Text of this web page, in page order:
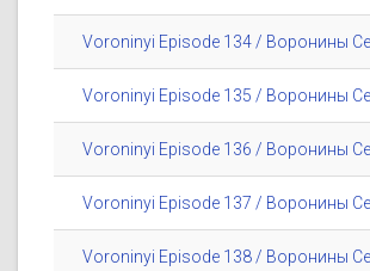
Voroninyi Episode 134 / Воронины
Voroninyi Episode 135 / Воронины
Voroninyi Episode 136 / Воронины
Voroninyi Episode 137 / Воронины
Voroninyi Episode 138 / Воронины